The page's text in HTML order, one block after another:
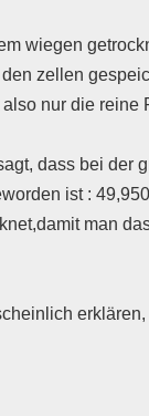
wiegen
zellen
nur die reine
dass bei der
ist :
man